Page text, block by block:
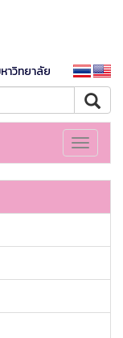
าวิทยาลัย
Toggle